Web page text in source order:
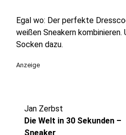
Egal wo: Der perfekte
weißen Sneakern kombinieren.
Socken dazu.
Anzeige
Jan Zerbst
Die Welt in 30 Sekunden –
Sneaker